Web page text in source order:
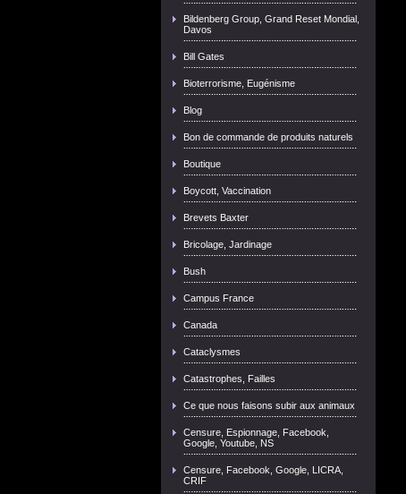
Bildenberg Group, Grand Reset Mondial,
Davos
Bill Gates
Bioterrorisme, Eugénisme
Blog
Bon de commande de produits naturels
Boutique
Boycott, Vaccination
Brevets Baxter
Bricolage, Jardinage
Bush
Campus France
Canada
Cataclysmes
Catastrophes, Failles
Ce que nous faisons subir aux animaux
Censure, Espionnage, Facebook,
Google, Youtube, NS
Censure, Facebook, Google, LICRA,
CRIF